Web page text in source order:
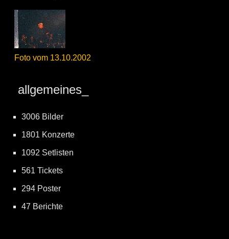
Foto vom 13.10.2002
allgemeines_
3006 Bilder
1801 Konzerte
1092 Setlisten
561 Tickets
294 Poster
47 Berichte